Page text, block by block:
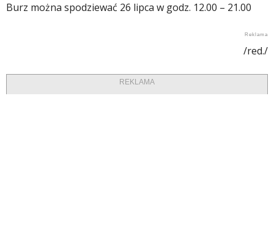
Burz można spodziewać 26 lipca w godz. 12.00 – 21.00
/red./
REKLAMA